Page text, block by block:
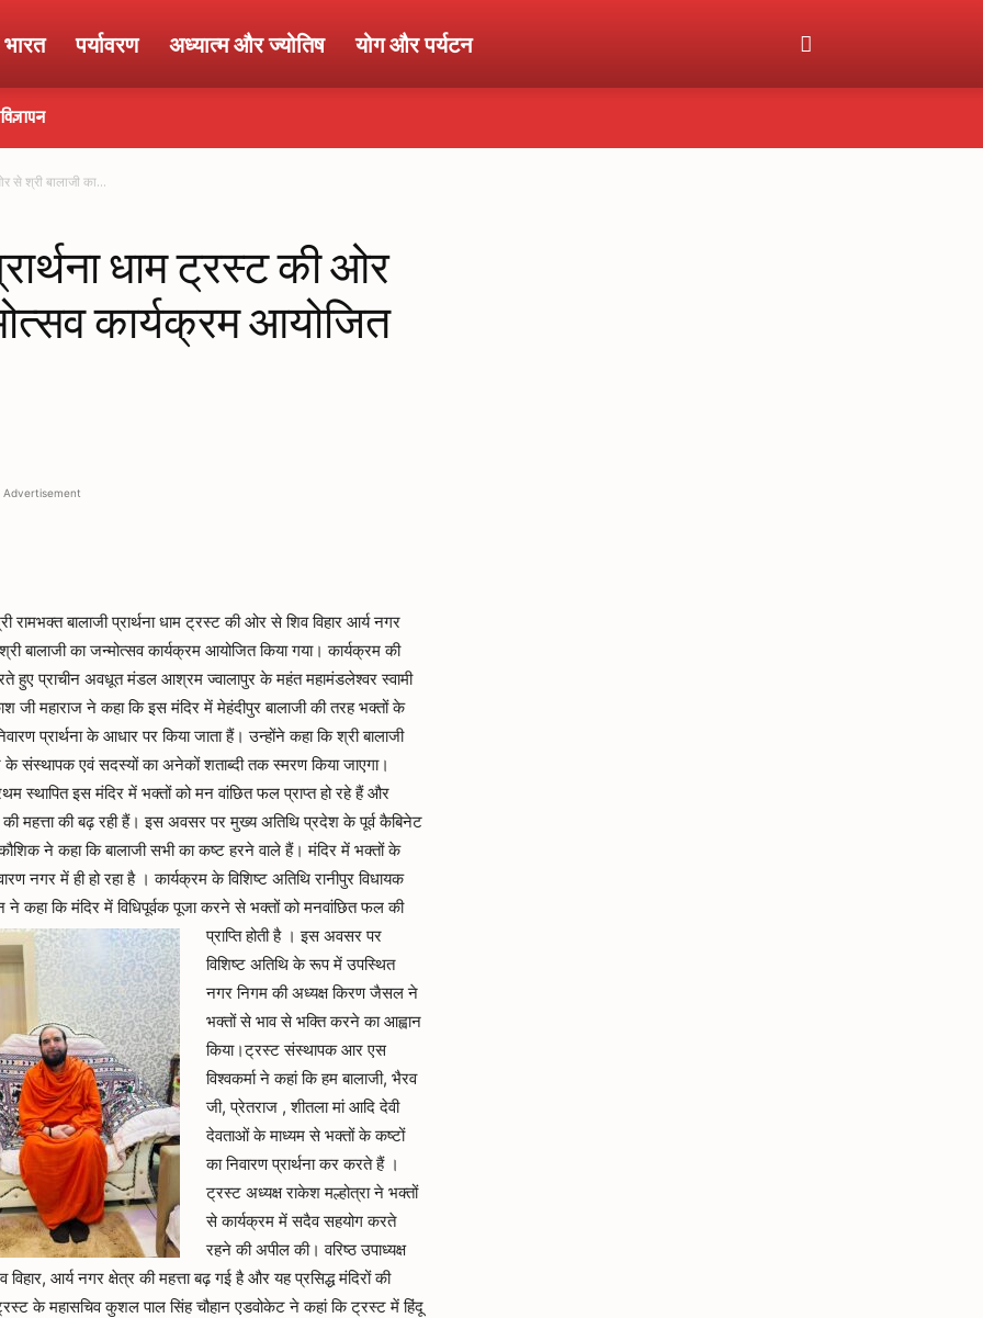
भारत पर्यावरण अध्यात्म और ज्योतिष योग और पर्यटन
विज्ञापन
से श्री बालाजी का...
धाम ट्रस्ट की ओर
कार्यक्रम आयोजित
Advertisement
रामभक्त बालाजी प्रार्थना धाम ट्रस्ट की ओर से शिव विहार आर्य नगर
बालाजी का जन्मोत्सव कार्यक्रम आयोजित किया गया। कार्यक्रम की
हुए प्राचीन अवधूत मंडल आश्रम ज्वालापुर के महंत महामंडलेश्वर स्वामी
जी महाराज ने कहा कि इस मंदिर में मेहंदीपुर बालाजी की तरह भक्तों के
प्रार्थना के आधार पर किया जाता हैं। उन्होंने कहा कि श्री बालाजी
के संस्थापक एवं सदस्यों का अनेकों शताब्दी तक स्मरण किया जाएगा।
स्थापित इस मंदिर में भक्तों को मन वांछित फल प्राप्त हो रहे हैं और
की महत्ता की बढ़ रही हैं। इस अवसर पर मुख्य अतिथि प्रदेश के पूर्व कैबिनेट
ने कहा कि बालाजी सभी का कष्ट हरने वाले हैं। मंदिर में भक्तों के
नगर में ही हो रहा है । कार्यक्रम के विशिष्ट अतिथि रानीपुर विधायक
ने कहा कि मंदिर में विधिपूर्वक पूजा करने से भक्तों को मनवांछित फल की
प्राप्ति होती है । इस अवसर पर
विशिष्ट अतिथि के रूप में उपस्थित
नगर निगम की अध्यक्ष किरण जैसल ने
भक्तों से भाव से भक्ति करने का आह्वान
किया।ट्रस्ट संस्थापक आर एस
विश्वकर्मा ने कहां कि हम बालाजी, भैरव
जी, प्रेतराज , शीतला मां आदि देवी
देवताओं के माध्यम से भक्तों के कष्टों
का निवारण प्रार्थना कर करते हैं ।
ट्रस्ट अध्यक्ष राकेश मल्होत्रा ने भक्तों
से कार्यक्रम में सदैव सहयोग करते
रहने की अपील की। वरिष्ठ उपाध्यक्ष
आर्य नगर क्षेत्र की महत्ता बढ़ गई है और यह प्रसिद्ध मंदिरों की
के महासचिव कुशल पाल सिंह चौहान एडवोकेट ने कहां कि ट्रस्ट में हिंदू